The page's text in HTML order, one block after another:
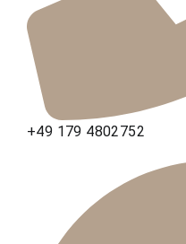
+49 179 4802752